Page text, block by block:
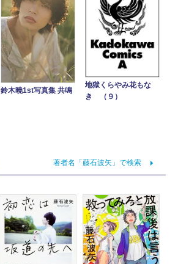
鈴木曉1st写真集 共鳴
地獄くらやみ花もな
き （９）
著者名「藤石波矢」で検索